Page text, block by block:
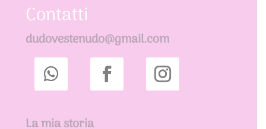
Contatti
dudovestenudo@gmail.com
La mia storia